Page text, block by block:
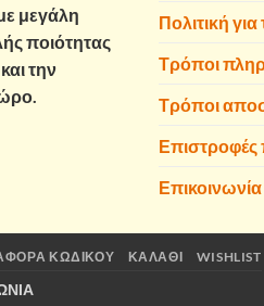
μεγάλη
ποιότητας
την
Πολιτική
Τρόποι
Τρόποι
Επικοινωνία
ΚΩΔΙΚΟΎ ΚΑΛΆΘΙ WISHLIST